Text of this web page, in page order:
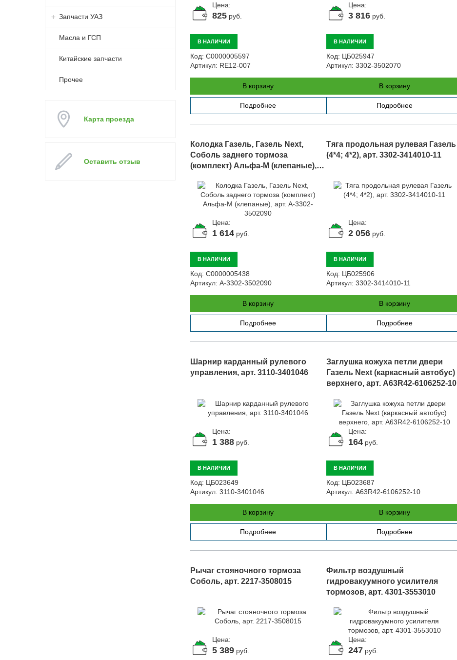
Запчасти УАЗ
Масла и ГСП
Китайские запчасти
Прочее
Карта проезда
Оставить отзыв
Цена:
825руб.
В НАЛИЧИИ
Код: С0000005597
Артикул: RE12-007
В корзину
Подробнее
Цена:
3 816 руб.
В НАЛИЧИИ
Код: ЦБ025947
Артикул: 3302-3502070
В корзину
Подробнее
Колодка Газель, Газель Next,
Соболь заднего тормоза
(комплект) Альфа-М (клепаные),
Цена:
1 614руб.
В НАЛИЧИИ
Код: С0000005438
Артикул: A-3302-3502090
В корзину
Подробнее
Тяга продольная рулевая Газель
(4*4; 4*2), арт. 3302-3414010-11
Цена:
2 056 руб.
В НАЛИЧИИ
Код: ЦБ025906
Артикул: 3302-3414010-11
В корзину
Подробнее
Шарнир карданный рулевого
управления, арт. 3110-3401046
Цена:
1 388руб.
В НАЛИЧИИ
Код: ЦБ023649
Артикул: 3110-3401046
В корзину
Подробнее
Заглушка кожуха петли двери
Газель Next (каркасный автобус)
верхнего, арт. A63R42-6106252-10
Цена:
164 руб.
В НАЛИЧИИ
Код: ЦБ023687
Артикул: A63R42-6106252-10
В корзину
Подробнее
Рычаг стояночного тормоза
Соболь, арт. 2217-3508015
Цена:
5 389руб.
Фильтр воздушный
гидровакуумного усилителя
тормозов, арт. 4301-3553010
Цена:
247 руб.